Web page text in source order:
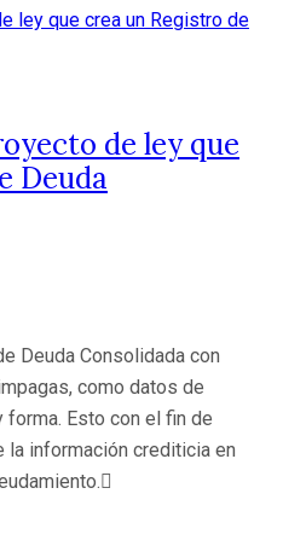
de ley que
Deuda
Deuda Consolidada con
como datos de
Esto con el fin de
la información crediticia en